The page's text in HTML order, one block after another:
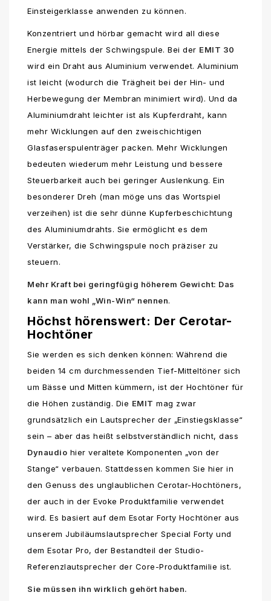
Einsteigerklasse anwenden zu können.
Konzentriert und hörbar gemacht wird all diese
Energie mittels der Schwingspule. Bei der EMIT 30
wird ein Draht aus Aluminium verwendet. Aluminium
ist leicht (wodurch die Trägheit bei der Hin- und
Herbewegung der Membran minimiert wird). Und da
Aluminiumdraht leichter ist als Kupferdraht, kann
mehr Wicklungen auf den zweischichtigen
Glasfaserspulenträger packen. Mehr Wicklungen
bedeuten wiederum mehr Leistung und bessere
Steuerbarkeit auch bei geringer Auslenkung. Ein
besonderer Dreh (man möge uns das Wortspiel
verzeihen) ist die sehr dünne Kupferbeschichtung
des Aluminiumdrahts. Sie ermöglicht es dem
Verstärker, die Schwingspule noch präziser zu
steuern.
Mehr Kraft bei geringfügig höherem Gewicht: Das
kann man wohl „Win-Win“ nennen.
Höchst hörenswert: Der Cerotar-
Hochtöner
Sie werden es sich denken können: Während die
beiden 14 cm durchmessenden Tief-Mitteltöner sich
um Bässe und Mitten kümmern, ist der Hochtöner für
die Höhen zuständig. Die EMIT mag zwar
grundsätzlich ein Lautsprecher der „Einstiegsklasse“
sein – aber das heißt selbstverständlich nicht, dass
Dynaudio hier veraltete Komponenten „von der
Stange“ verbauen. Stattdessen kommen Sie hier in
den Genuss des unglaublichen Cerotar-Hochtöners,
der auch in der Evoke Produktfamilie verwendet
wird. Es basiert auf dem Esotar Forty Hochtöner aus
unserem Jubiläumslautsprecher Special Forty und
dem Esotar Pro, der Bestandteil der Studio-
Referenzlautsprecher der Core-Produktfamilie ist.
Sie müssen ihn wirklich gehört haben.